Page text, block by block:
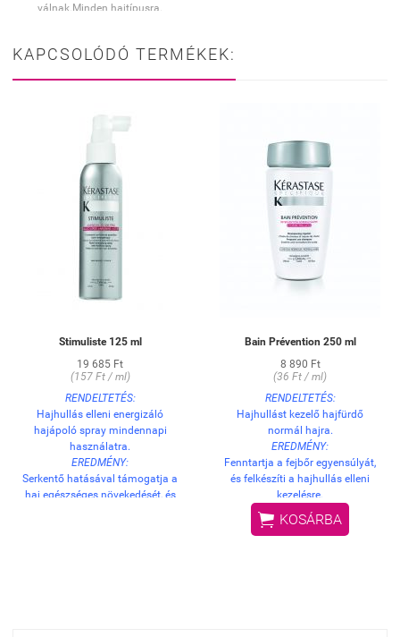
válnak.Minden hajtípusra.
KAPCSOLÓDÓ TERMÉKEK:
Stimuliste 125 ml
19 685 Ft
(157 Ft / ml)
RENDELTETÉS:
Hajhullás elleni energizáló
hajápoló spray mindennapi
használatra.
EREDMÉNY:
Serkentő hatásával támogatja a
haj egészséges növekedését, és
Bain Prévention 250 ml
8 890 Ft
(36 Ft / ml)
RENDELTETÉS:
Hajhullást kezelő hajfürdő
normál hajra.
EREDMÉNY:
Fenntartja a fejbőr egyensúlyát,
és felkészíti a hajhullás elleni
kezelésre.
HASZNÁLAT:
Lágyan masszírozza be a nedves
 KOSÁRBA